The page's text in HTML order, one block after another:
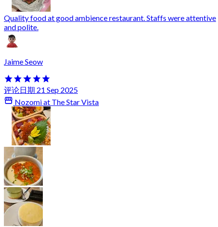
Quality food at good ambience restaurant. Staffs were attentive
and polite.
Jaime Seow
评论日期 21 Sep 2025
Nozomi at The Star Vista